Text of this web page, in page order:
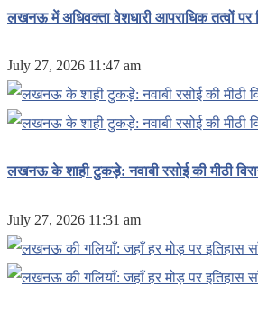
लखनऊ में अधिवक्ता वेशधारी आपराधिक तत्वों पर
July 27, 2026 11:47 am
लखनऊ के शाही टुकड़े: नवाबी रसोई की मीठी
July 27, 2026 11:31 am